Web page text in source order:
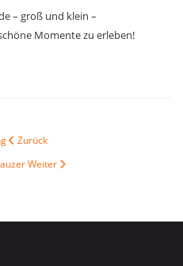
– groß und klein –
Momente zu erleben!
Zurück
Weiter